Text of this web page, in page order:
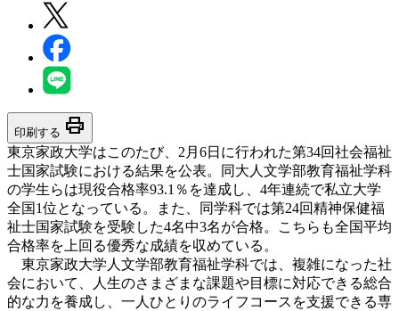
印刷する print
東京家政大学はこのたび、2月6日に行われた第34回社会福祉
士国家試験における結果を公表。同大人文学部教育福祉学科
の学生らは現役合格率93.1％を達成し、4年連続で私立大学
全国1位となっている。また、同学科では第24回精神保健福
祉士国家試験を受験した4名中3名が合格。こちらも全国平均
合格率を上回る優秀な成績を収めている。
東京家政大学人文学部教育福祉学科では、複雑になった社
会において、人生のさまざまな課題や目標に対応できる総合
的な力を養成し、一人ひとりのライフコースを支援できる専